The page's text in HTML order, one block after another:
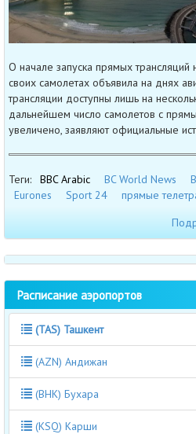
О начале запуска прямых трансляций
своих самолетах объявила на днях
трансляции доступны лишь на
дальнейшем число самолетов с
увеличено, заявляют официальные
Теги: BBC Arabic BC World News
Eurones
Sport 24 прямые
Расписание аэропортов
(TAS) Ташкент
(AZN) Андижан
(BHK) Бухара
(KSQ) Карши